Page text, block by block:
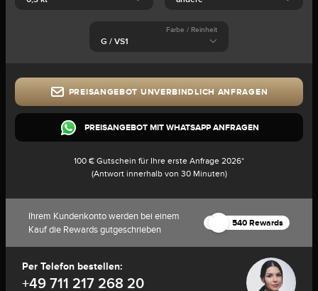
Farbe / Reinheit
PREISANGEBOT UNVERBINDLICH ANFRAGEN
PREISANGEBOT MIT WHATSAPP ANFRAGEN
100 € Gutschein für Ihre erste Anfrage 2026*
(Antwort innerhalb von 30 Minuten)
Ihrem Kundenkonto werden bei einem
Kauf die Rewards gutgeschrieben
540 Rewards
Per Telefon bestellen:
+49 711 217 268 20